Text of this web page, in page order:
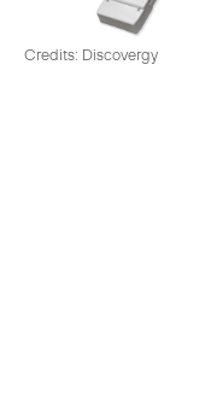
Credits: Discovergy